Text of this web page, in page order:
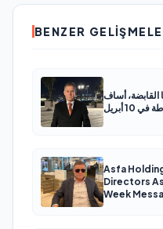
BENZER
أساف
أبريل
Asfa
Directors
Week